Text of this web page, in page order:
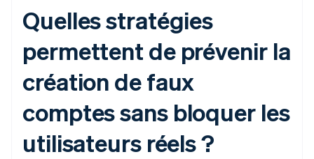
Quelles stratégies
permettent de prévenir la
création de faux
comptes sans bloquer les
utilisateurs réels ?